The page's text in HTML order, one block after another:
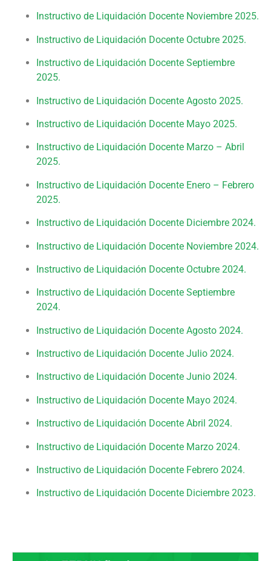
Instructivo de Liquidación Docente Noviembre 2025.
Instructivo de Liquidación Docente Octubre 2025.
Instructivo de Liquidación Docente Septiembre
2025.
Instructivo de Liquidación Docente Agosto 2025.
Instructivo de Liquidación Docente Mayo 2025.
Instructivo de Liquidación Docente Marzo – Abril
2025.
Instructivo de Liquidación Docente Enero – Febrero
2025.
Instructivo de Liquidación Docente Diciembre 2024.
Instructivo de Liquidación Docente Noviembre 2024.
Instructivo de Liquidación Docente Octubre 2024.
Instructivo de Liquidación Docente Septiembre
2024.
Instructivo de Liquidación Docente Agosto 2024.
Instructivo de Liquidación Docente Julio 2024.
Instructivo de Liquidación Docente Junio 2024.
Instructivo de Liquidación Docente Mayo 2024.
Instructivo de Liquidación Docente Abril 2024.
Instructivo de Liquidación Docente Marzo 2024.
Instructivo de Liquidación Docente Febrero 2024.
Instructivo de Liquidación Docente Diciembre 2023.